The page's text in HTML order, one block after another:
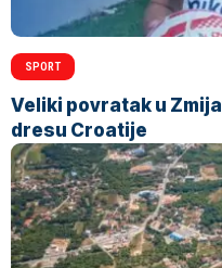
SPORT
Veliki povratak u
dresu Croatije